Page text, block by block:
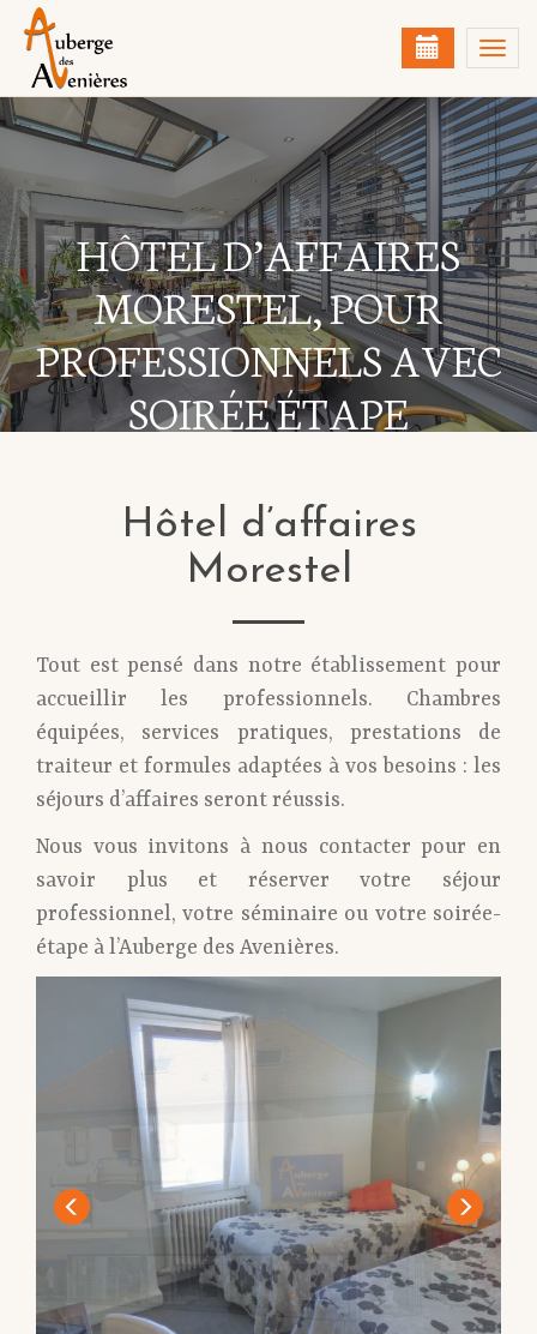
HÔTEL D’AFFAIRES
MORESTEL, POUR
PROFESSIONNELS AVEC
SOIRÉE ÉTAPE
Hôtel d’affaires
Morestel
Tout est pensé dans notre établissement pour
accueillir les professionnels. Chambres
équipées, services pratiques, prestations de
traiteur et formules adaptées à vos besoins : les
séjours d’affaires seront réussis.
Nous vous invitons à nous contacter pour en
savoir plus et réserver votre séjour
professionnel, votre séminaire ou votre soirée-
étape à l’Auberge des Avenières.